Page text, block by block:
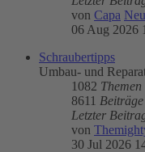
von Capa
06 Aug 2026
Schraubertipps
Umbau- und
1082 Themen
8611 Beiträge
Letzter
von
30 Jul 2026